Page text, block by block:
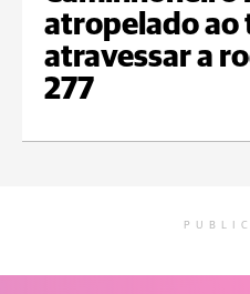
atropelado ao
atravessar a
277